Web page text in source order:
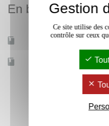
En bref
Accessible à distance
Gestion
Ce site utilise des
contrôle sur ceux